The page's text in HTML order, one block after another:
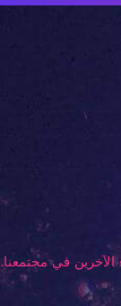
في مجتمعنا.